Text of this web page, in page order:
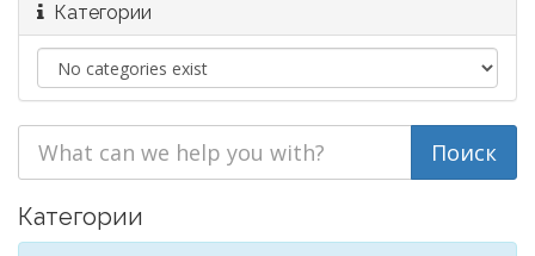
Категории
Категории